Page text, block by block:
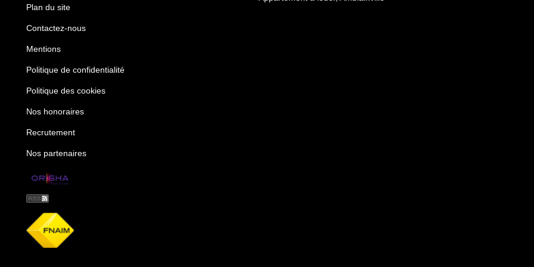
Plan du site
Contactez-nous
Mentions
Politique de confidentialité
Politique des cookies
Nos honoraires
Recrutement
Nos partenaires